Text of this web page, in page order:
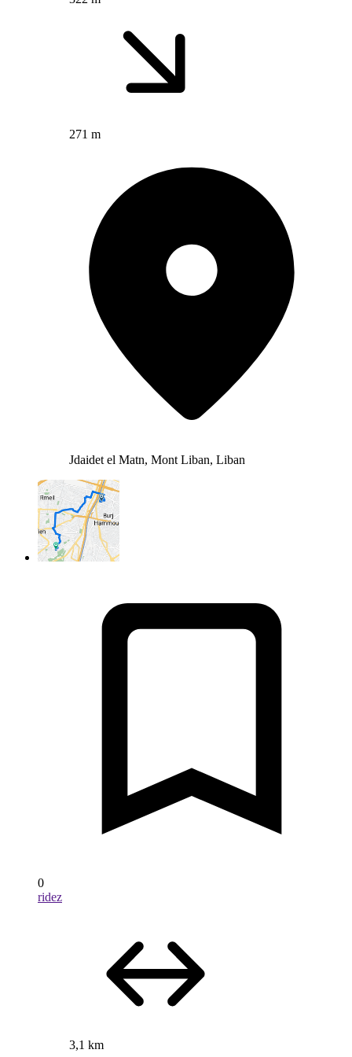
271 m
Jdaidet el Matn, Mont Liban, Liban
0
ridez
3,1 km